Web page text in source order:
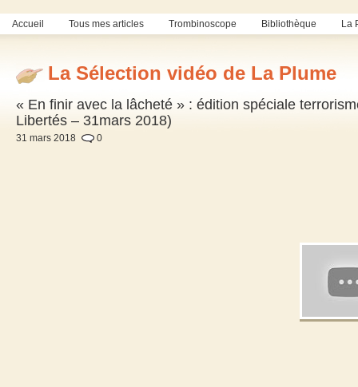
Accueil Tous mes articles Trombinoscope Bibliothèque La
La Sélection vidéo de La Plume
« En finir avec la lâcheté » : édition spéciale
Libertés – 31mars 2018)
31 mars 2018 0